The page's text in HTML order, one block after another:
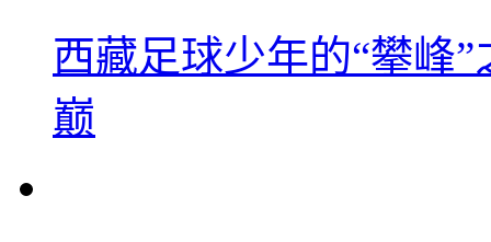
西藏足球少年的“攀峰
巅